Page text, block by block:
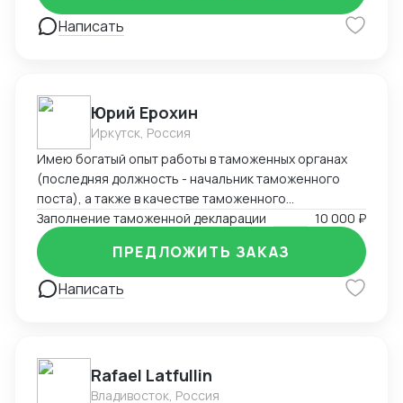
Написать
Юрий Ерохин
Иркутск, Россия
Имею богатый опыт работы в таможенных органах
(последняя должность - начальник таможенного
поста), а также в качестве таможенного
представителя. Два высших образования -
таможенное дело и юриспруденция.
Заполнение таможенной декларации 10 000 ₽
Написать
ПРЕДЛОЖИТЬ ЗАКАЗ
Rafael Latfullin
Владивосток, Россия